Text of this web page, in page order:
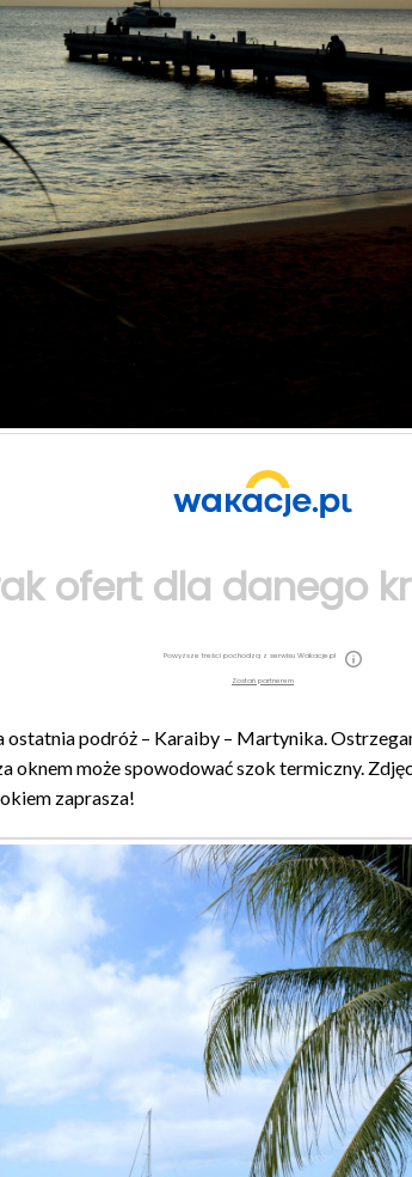
ofert dla danego
Powyższe treści pochodzą z serwisu Wakacje.pl
Zostań partnerem
podróż – Karaiby – Martynika.
oknem może spowodować szok termiczny.
zaprasza!